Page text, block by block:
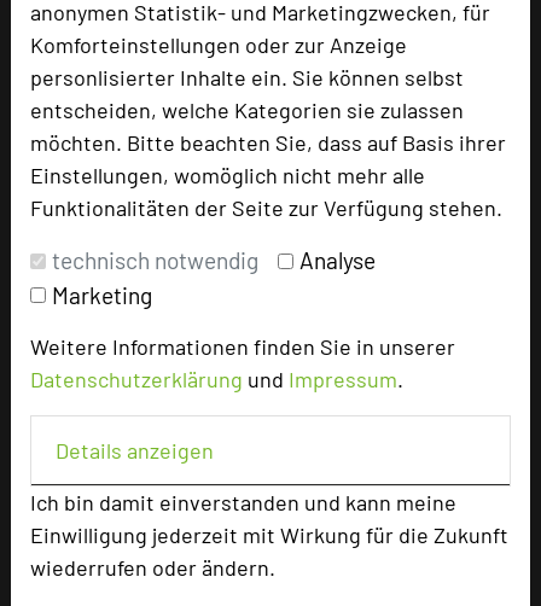
anonymen Statistik- und Marketingzwecken, für
Komforteinstellungen oder zur Anzeige
personlisierter Inhalte ein. Sie können selbst
entscheiden, welche Kategorien sie zulassen
möchten. Bitte beachten Sie, dass auf Basis ihrer
Einstellungen, womöglich nicht mehr alle
Funktionalitäten der Seite zur Verfügung stehen.
technisch notwendig
Analyse
Marketing
Weitere Informationen finden Sie in unserer
Datenschutzerklärung und Impressum.
Details anzeigen
Ich bin damit einverstanden und kann meine
Einwilligung jederzeit mit Wirkung für die Zukunft
wiederrufen oder ändern.
Familiensuite 1
Besonders geeignet für
Seminar, Konferenz, Klausur, Kreativprozesse
260 Seiten dieses Hotels wurden in den
aufgerufen.
Impressum zum Hotel
Für die Verwendung der Bilder haben die jeweiligen
Hotels die Nutzungsrechte für dieses Portal eingeräumt
und sind dafür verantwortlich.